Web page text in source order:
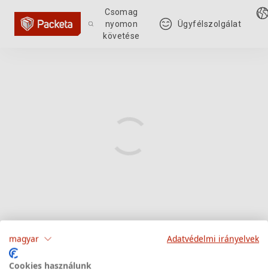
Csomag
nyomon
követése
Ügyfélszolgálat
magyar Adatvédelmi irányelvek
Cookies használunk